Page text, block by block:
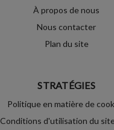
À propos de nous
Nous contacter
Plan du site
STRATÉGIES
Politique en matière de
Conditions d'utilisation du